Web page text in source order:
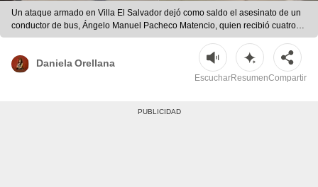
Un ataque armado en Villa El Salvador dejó como saldo el asesinato de un
conductor de bus, Ángelo Manuel Pacheco Matencio, quien recibió cuatro
disparos en la Panamericana Sur. | Composición LR
Daniela Orellana
EscucharResumenCompartir